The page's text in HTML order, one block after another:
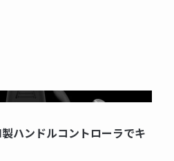
PRINTING...
ハンドルコントローラでキ